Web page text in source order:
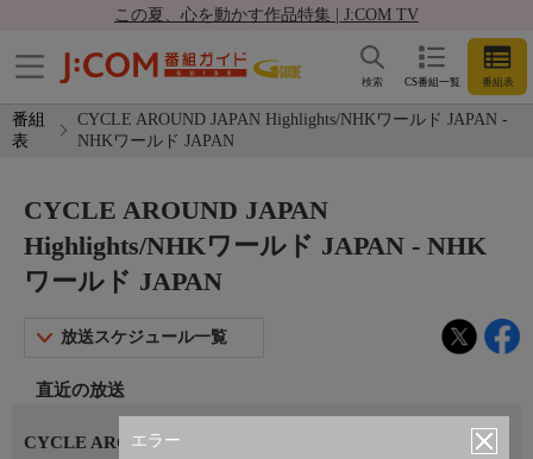
この夏、心を動かす作品特集 | J:COM TV
CS番組一覧 番組表
検索
番組
表
CYCLE AROUND JAPAN Highlights/NHKワールド JAPAN -
NHKワールド JAPAN
エラー
CYCLE AROUND JAPAN
Highlights/NHKワールド JAPAN - NHK
ワールド JAPAN
放送スケジュール一覧
直近の放送
CYCLE AROUND JAPAN Highlights/ＮＨＫワールド ＪＡＰ